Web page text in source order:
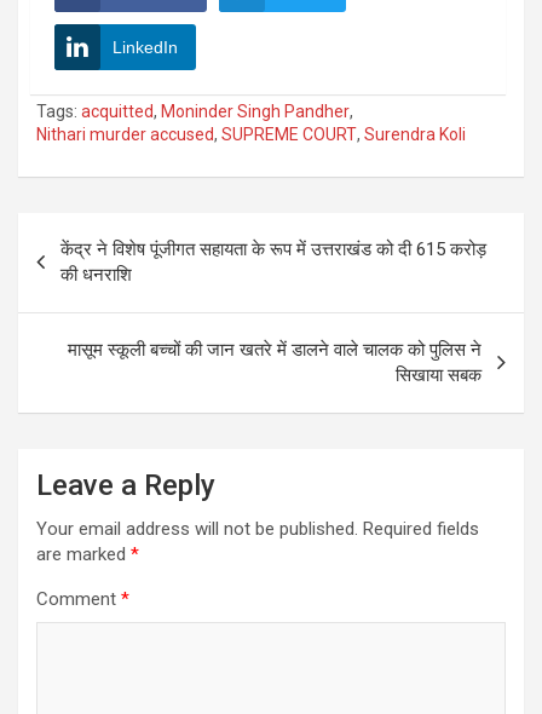
LinkedIn
Tags: acquitted, Moninder Singh Pandher,
Nithari murder accused, SUPREME COURT, Surendra Koli
Post
navigation
केंद्र ने विशेष पूंजीगत सहायता के रूप में उत्तराखंड को दी 615 करोड़
की धनराशि
मासूम स्कूली बच्चों की जान खतरे में डालने वाले चालक को पुलिस ने
सिखाया सबक
Leave a Reply
Your email address will not be published. Required fields
are marked *
Comment *